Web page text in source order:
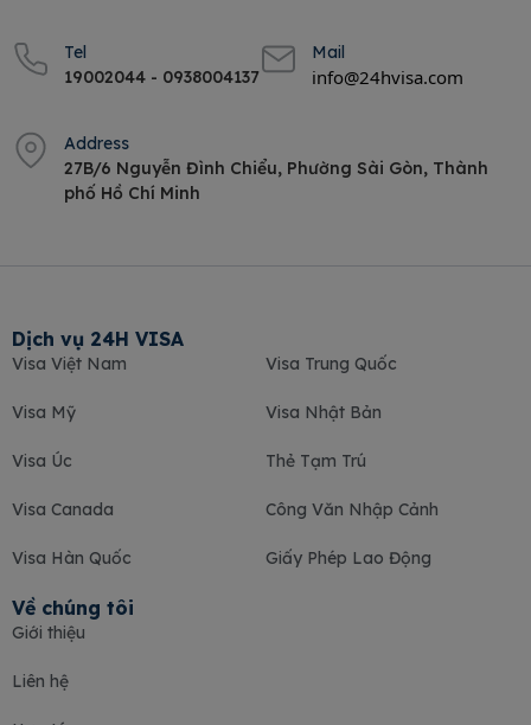
Tel
19002044 - 0938004137
Mail
info@24hvisa.com
Address
27B/6 Nguyễn Đình Chiểu, Phường Sài Gòn, Thành
phố Hồ Chí Minh
Về chúng tôi
Giới thiệu
Liên hệ
Dịch vụ 24H VISA
Visa Việt Nam
Visa Mỹ
Visa Úc
Visa Canada
Visa Hàn Quốc
Visa Trung Quốc
Visa Nhật Bản
Thẻ Tạm Trú
Công Văn Nhập Cảnh
Giấy Phép Lao Động